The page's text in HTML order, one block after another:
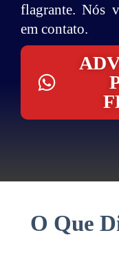
flagrante. Nós
em contato.
O Que